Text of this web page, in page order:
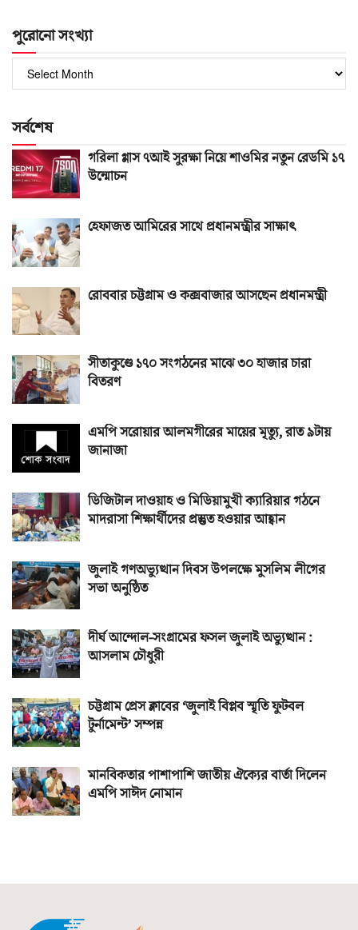
পুরোনো সংখ্যা
পুরোনো
সংখ্যা
সর্বশেষ
গরিলা গ্লাস ৭আই সুরক্ষা নিয়ে শাওমির নতুন রেডমি ১৭
উন্মোচন
হেফাজত আমিরের সাথে প্রধানমন্ত্রীর সাক্ষাৎ
রোববার চট্টগ্রাম ও কক্সবাজার আসছেন প্রধানমন্ত্রী
সীতাকুণ্ডে ১৭০ সংগঠনের মাঝে ৩০ হাজার চারা
বিতরণ
এমপি সরোয়ার আলমগীরের মায়ের মৃত্যু, রাত ৯টায়
জানাজা
ডিজিটাল দাওয়াহ ও মিডিয়ামুখী ক্যারিয়ার গঠনে
মাদরাসা শিক্ষার্থীদের প্রস্তুত হওয়ার আহ্বান
জুলাই গণঅভ্যুত্থান দিবস উপলক্ষে মুসলিম লীগের
সভা অনুষ্ঠিত
দীর্ঘ আন্দোল-সংগ্রামের ফসল জুলাই অভ্যুত্থান :
আসলাম চৌধুরী
চট্টগ্রাম প্রেস ক্লাবের ‘জুলাই বিপ্লব স্মৃতি ফুটবল
টুর্নামেন্ট’ সম্পন্ন
মানবিকতার পাশাপাশি জাতীয় ঐক্যের বার্তা দিলেন
এমপি সাঈদ নোমান